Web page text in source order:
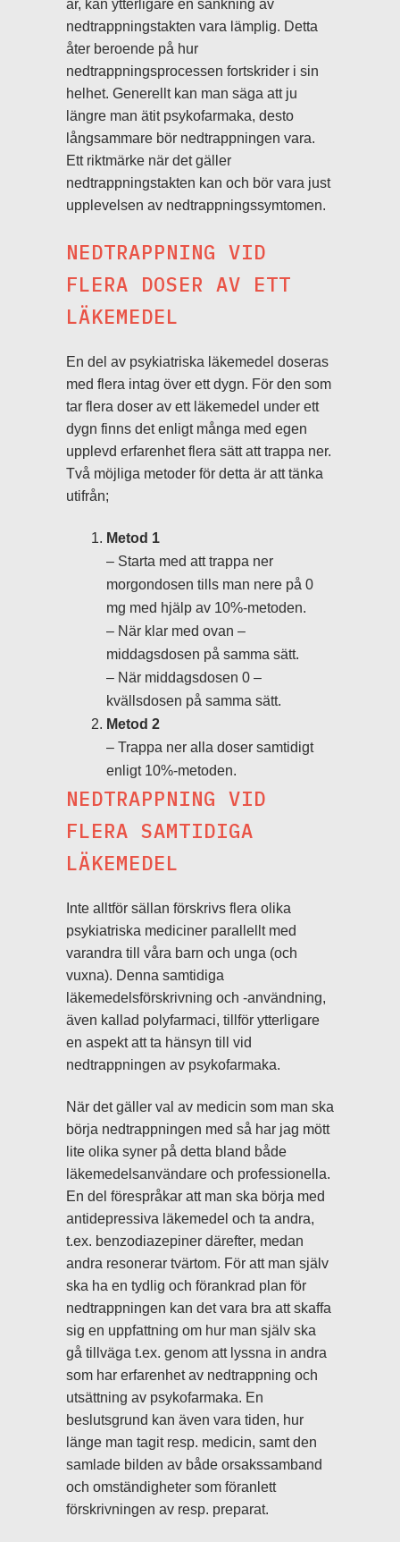
år, kan ytterligare en sänkning av
nedtrappningstakten vara lämplig. Detta
åter beroende på hur
nedtrappningsprocessen fortskrider i sin
helhet. Generellt kan man säga att ju
längre man ätit psykofarmaka, desto
långsammare bör nedtrappningen vara.
Ett riktmärke när det gäller
nedtrappningstakten kan och bör vara just
upplevelsen av nedtrappningssymtomen.
NEDTRAPPNING VID
FLERA DOSER AV ETT
LÄKEMEDEL
En del av psykiatriska läkemedel doseras
med flera intag över ett dygn. För den som
tar flera doser av ett läkemedel under ett
dygn finns det enligt många med egen
upplevd erfarenhet flera sätt att trappa ner.
Två möjliga metoder för detta är att tänka
utifrån;
Metod 1
– Starta med att trappa ner
morgondosen tills man nere på 0
mg med hjälp av 10%-metoden.
– När klar med ovan –
middagsdosen på samma sätt.
– När middagsdosen 0 –
kvällsdosen på samma sätt.
Metod 2
– Trappa ner alla doser samtidigt
enligt 10%-metoden.
NEDTRAPPNING VID
FLERA SAMTIDIGA
LÄKEMEDEL
Inte alltför sällan förskrivs flera olika
psykiatriska mediciner parallellt med
varandra till våra barn och unga (och
vuxna). Denna samtidiga
läkemedelsförskrivning och -användning,
även kallad polyfarmaci, tillför ytterligare
en aspekt att ta hänsyn till vid
nedtrappningen av psykofarmaka.
När det gäller val av medicin som man ska
börja nedtrappningen med så har jag mött
lite olika syner på detta bland både
läkemedelsanvändare och professionella.
En del förespråkar att man ska börja med
antidepressiva läkemedel och ta andra,
t.ex. benzodiazepiner därefter, medan
andra resonerar tvärtom. För att man själv
ska ha en tydlig och förankrad plan för
nedtrappningen kan det vara bra att skaffa
sig en uppfattning om hur man själv ska
gå tillväga t.ex. genom att lyssna in andra
som har erfarenhet av nedtrappning och
utsättning av psykofarmaka. En
beslutsgrund kan även vara tiden, hur
länge man tagit resp. medicin, samt den
samlade bilden av både orsakssamband
och omständigheter som föranlett
förskrivningen av resp. preparat.